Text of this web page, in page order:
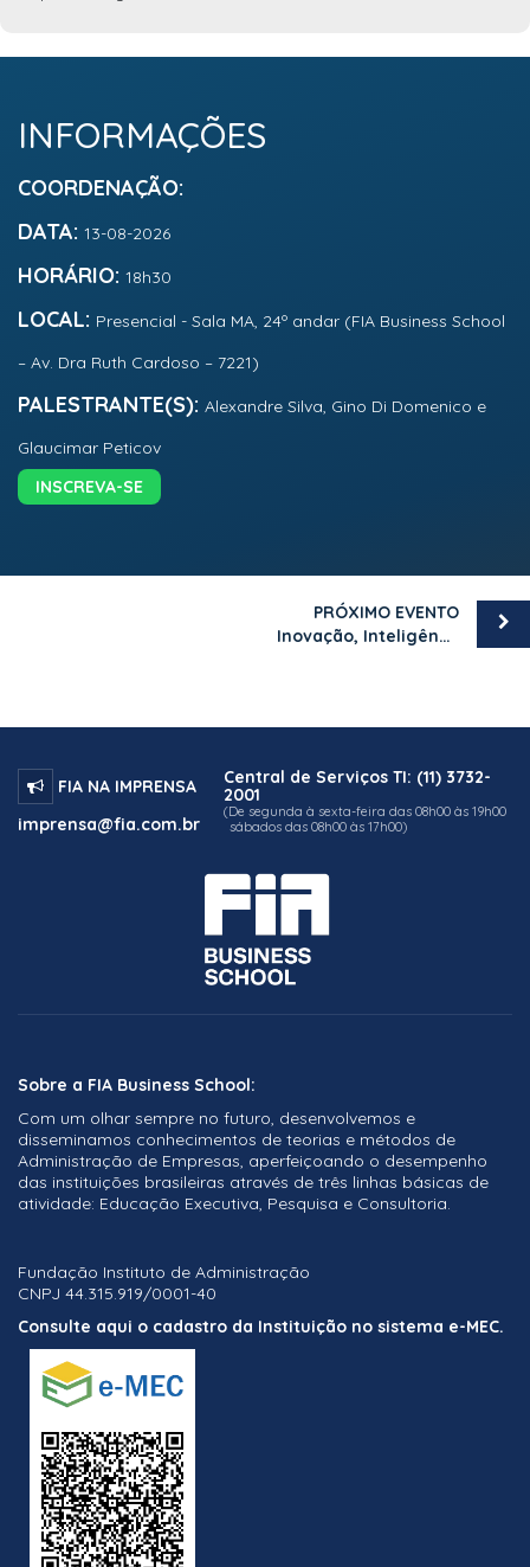
INFORMAÇÕES
COORDENAÇÃO:
DATA: 13-08-2026
HORÁRIO: 18h30
LOCAL: Presencial - Sala MA, 24º andar (FIA Business School
– Av. Dra Ruth Cardoso – 7221)
PALESTRANTE(S): Alexandre Silva, Gino Di Domenico e
Glaucimar Peticov
INSCREVA-SE
PRÓXIMO EVENTO
Inovação, Inteligência Artificial e o Novo Consumidor de Seguros
FIA NA IMPRENSA
imprensa@fia.com.br
Central de Serviços TI: (11) 3732-
2001
(De segunda à sexta-feira das 08h00 às 19h00
sábados das 08h00 às 17h00)
Sobre a FIA Business School:
Com um olhar sempre no futuro, desenvolvemos e
disseminamos conhecimentos de teorias e métodos de
Administração de Empresas, aperfeiçoando o desempenho
das instituições brasileiras através de três linhas básicas de
atividade: Educação Executiva, Pesquisa e Consultoria.
Fundação Instituto de Administração
CNPJ 44.315.919/0001-40
Consulte aqui o cadastro da Instituição no sistema e-MEC.